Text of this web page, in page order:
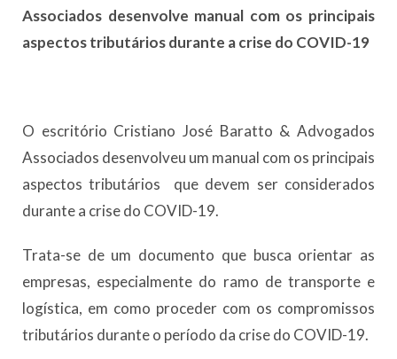
Associados desenvolve manual com os principais
aspectos tributários durante a crise do COVID-19
O escritório Cristiano José Baratto & Advogados
Associados desenvolveu um manual com os principais
aspectos tributários que devem ser considerados
durante a crise do COVID-19.
Trata-se de um documento que busca orientar as
empresas, especialmente do ramo de transporte e
logística, em como proceder com os compromissos
tributários durante o período da crise do COVID-19.